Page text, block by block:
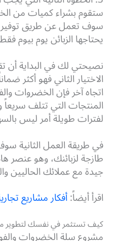
ستقوم بشراء كميات من
سوف تعمل عن طريق توفير
يحتاجها الزبائن يوم بيوم
نصيحتي لك في البداية أن
الاختيار الثاني فهو أكثر
اتجاه آخر فإن الخضروات
المنتجات التي تتلف سريعاً
لفترات طويلة أمر ليس
في طريقة العمل الثانية
طازجة لزبائنك، وهو عنصر
جيدة مع عملائك الحاليين
اقرأ أيضاً:أفكار مشاريع
كيف تستثمر في نفسك لتطوير
مشروع سلة الخضروات